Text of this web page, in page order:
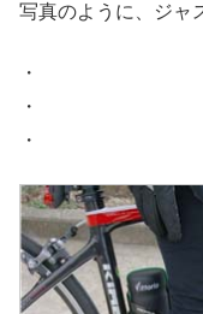
写真のように、ジャ
・
・
・